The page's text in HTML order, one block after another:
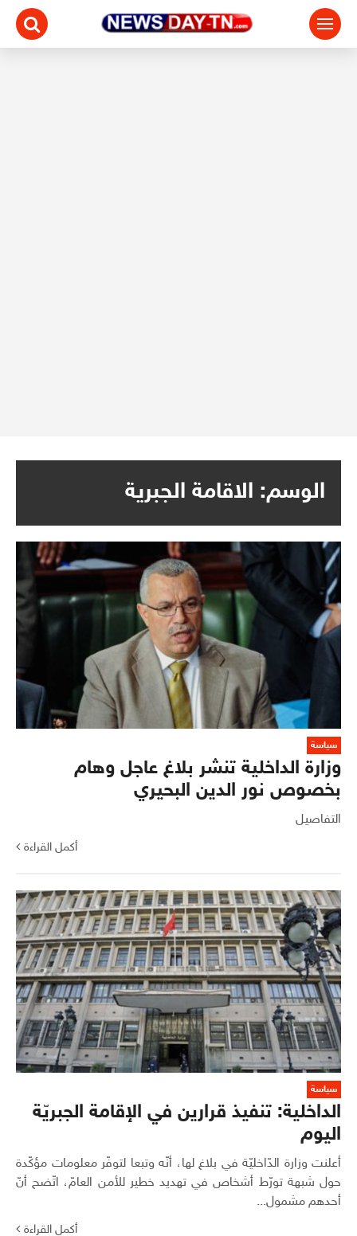
الوسم: الاقامة الجبرية
سياسة
وزارة الداخلية تنشر بلاغ عاجل وهام
بخصوص نور الدين البحيري
التفاصيل
أكمل القراءة
سياسة
الداخلية: تنفيذ قرارين في الإقامة الجبريّة
اليوم
أعلنت وزارة الدّاخليّة في بلاغ لها، أنّه وتبعا لتوفّر معلومات مؤكّدة
حول شبهة تورّط أشخاص في تهديد خطير للأمن العامّ، اتّضح أنّ
أحدهم مشمول...
أكمل القراءة